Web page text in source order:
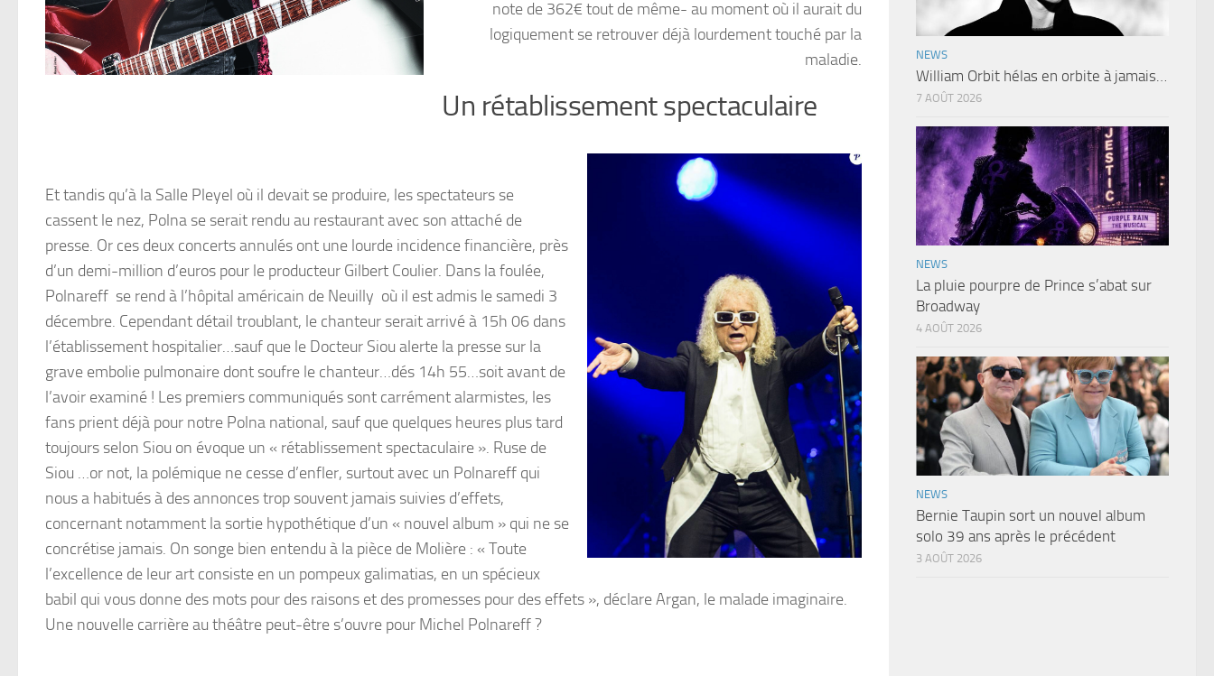
note de 362€ tout de même- au moment où il aurait du
logiquement se retrouver déjà lourdement touché par la
maladie.
Un rétablissement spectaculaire
Et tandis qu’à la Salle Pleyel où il devait se produire, les spectateurs se
cassent le nez, Polna se serait rendu au restaurant avec son attaché de
presse. Or ces deux concerts annulés ont une lourde incidence financière, près
d’un demi-million d’euros pour le producteur Gilbert Coulier. Dans la foulée,
Polnareff se rend à l’hôpital américain de Neuilly où il est admis le samedi 3
décembre. Cependant détail troublant, le chanteur serait arrivé à 15h 06 dans
l’établissement hospitalier…sauf que le Docteur Siou alerte la presse sur la
grave embolie pulmonaire dont soufre le chanteur…dés 14h 55…soit avant de
l’avoir examiné ! Les premiers communiqués sont carrément alarmistes, les
fans prient déjà pour notre Polna national, sauf que quelques heures plus tard
toujours selon Siou on évoque un « rétablissement spectaculaire ». Ruse de
Siou …or not, la polémique ne cesse d’enfler, surtout avec un Polnareff qui
nous a habitués à des annonces trop souvent jamais suivies d’effets,
concernant notamment la sortie hypothétique d’un « nouvel album » qui ne se
concrétise jamais. On songe bien entendu à la pièce de Molière : « Toute
l’excellence de leur art consiste en un pompeux galimatias, en un spécieux
babil qui vous donne des mots pour des raisons et des promesses pour des effets », déclare Argan, le malade imaginaire.
Une nouvelle carrière au théâtre peut-être s’ouvre pour Michel Polnareff ?
NEWS
William Orbit hélas en orbite à jamais…
7 AOÛT 2026
NEWS
La pluie pourpre de Prince s’abat sur
Broadway
4 AOÛT 2026
NEWS
Bernie Taupin sort un nouvel album
solo 39 ans après le précédent
3 AOÛT 2026